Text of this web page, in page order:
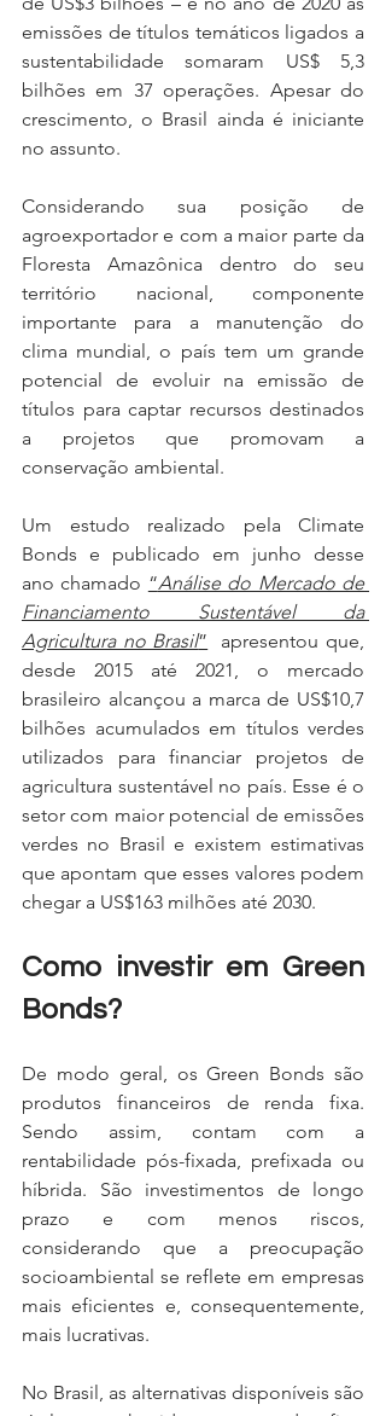
emissões de títulos temáticos ligados a
sustentabilidade somaram US$ 5,3
bilhões em 37 operações. Apesar do
crescimento, o Brasil ainda é iniciante
no assunto.
Considerando sua posição de
agroexportador e com a maior parte da
Floresta Amazônica dentro do seu
território nacional, componente
importante para a manutenção do
clima mundial, o país tem um grande
potencial de evoluir na emissão de
títulos para captar recursos destinados
a projetos que promovam a
conservação ambiental.
Um estudo realizado pela Climate
Bonds e publicado em junho desse
ano chamado “Análise do Mercado de
Financiamento Sustentável da
Agricultura no Brasil” apresentou que,
desde 2015 até 2021, o mercado
brasileiro alcançou a marca de US$10,7
bilhões acumulados em títulos verdes
utilizados ​​para financiar projetos de
agricultura sustentável no país. Esse é o
setor com maior potencial de emissões
verdes no Brasil e existem estimativas
que apontam que esses valores podem
chegar a US$163 milhões até 2030.
Como investir em Green
Bonds?
De modo geral, os Green Bonds são
produtos financeiros de renda fixa.
Sendo assim, contam com a
rentabilidade pós-fixada, prefixada ou
híbrida. São investimentos de longo
prazo e com menos riscos,
considerando que a preocupação
socioambiental se reflete em empresas
mais eficientes e, consequentemente,
mais lucrativas.
No Brasil, as alternativas disponíveis são